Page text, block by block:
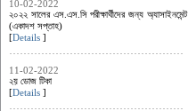
10-02-2022
২০২২ সালের এস.এস.সি পরীক্ষার্থীদের জন্য অ্যাসাইনমেন্ট
(একাদশ সপ্তাহ)
[Details ]
11-02-2022
২য় ডোজ টিকা
[Details ]